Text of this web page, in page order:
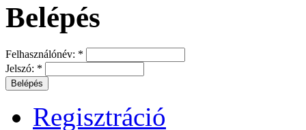
Belépés
Felhasználónév: *
Jelszó: *
Regisztráció